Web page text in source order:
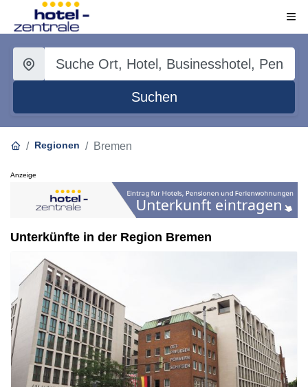
Suchen
Regionen Bremen
Anzeige
Unterkünfte in der Region Bremen